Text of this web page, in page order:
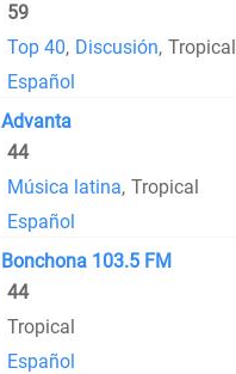
59
Top 40, Discusión, Tropical
Español
Advanta
44
Música latina, Tropical
Español
Bonchona 103.5 FM
44
Tropical
Español